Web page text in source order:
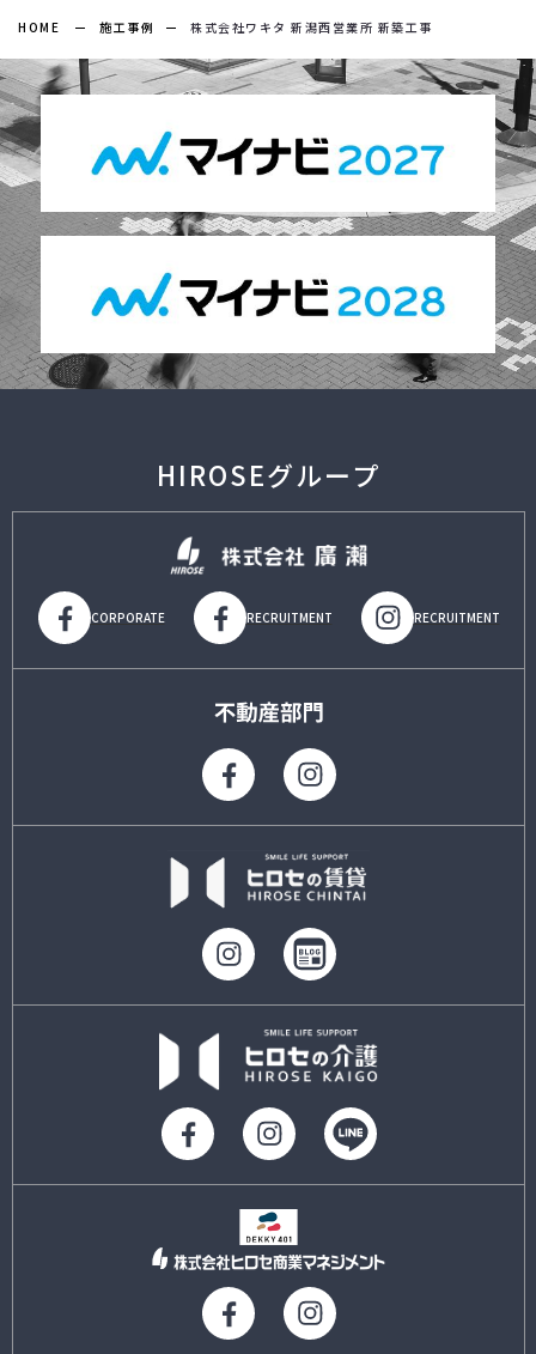
HOME 施工事例 株式会社ワキタ 新潟西営業所 新築工事
HIROSEグループ
CORPORATE RECRUITMENT RECRUITMENT